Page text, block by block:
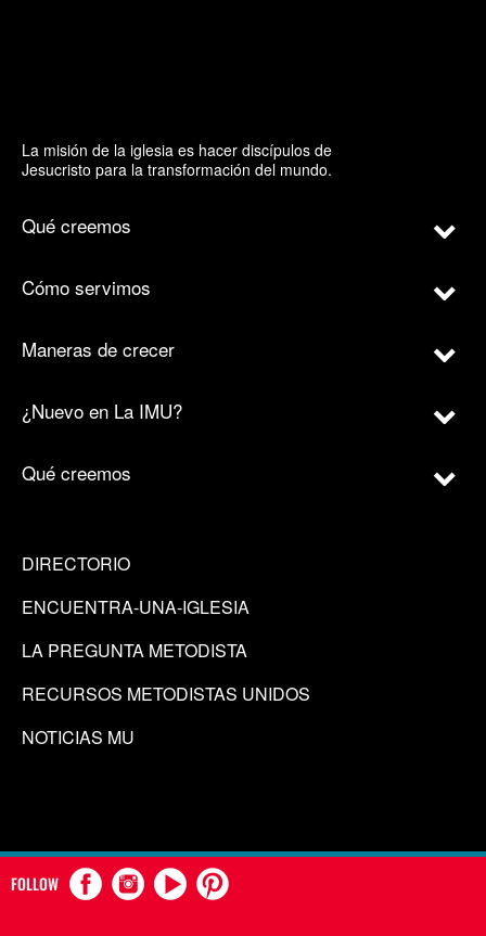
La misión de la iglesia es hacer discípulos de
Jesucristo para la transformación del mundo.
Qué creemos
Cómo servimos
Maneras de crecer
¿Nuevo en La IMU?
Qué creemos
DIRECTORIO
ENCUENTRA-UNA-IGLESIA
LA PREGUNTA METODISTA
RECURSOS METODISTAS UNIDOS
NOTICIAS MU
FOLLOW